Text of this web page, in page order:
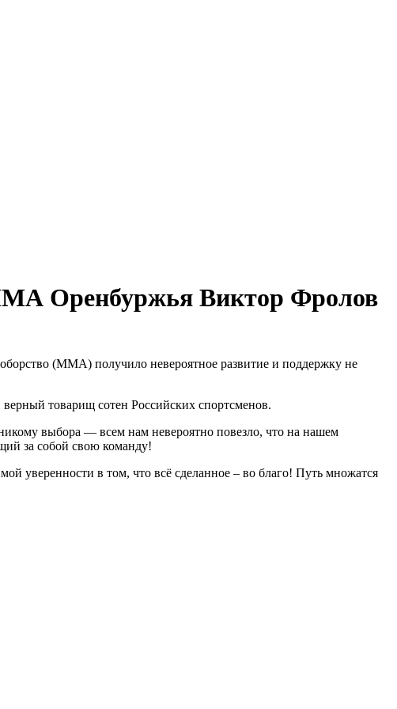
Оренбуржья Виктор Фролов
(ММА) получило невероятное развитие и поддержку не
товарищ сотен Российских спортсменов.
выбора — всем нам невероятно повезло, что на нашем
за собой свою команду!
уверенности в том, что всё сделанное – во благо! Путь множатся